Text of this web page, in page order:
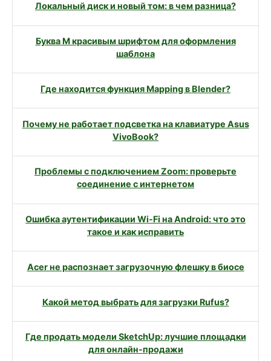
Локальный диск и новый том: в чем разница?
Буква М красивым шрифтом для оформления
шаблона
Где находится функция Mapping в Blender?
Почему не работает подсветка на клавиатуре Asus
VivoBook?
Проблемы с подключением Zoom: проверьте
соединение с интернетом
Ошибка аутентификации Wi-Fi на Android: что это
такое и как исправить
Acer не распознает загрузочную флешку в биосе
Какой метод выбрать для загрузки Rufus?
Где продать модели SketchUp: лучшие площадки
для онлайн-продажи